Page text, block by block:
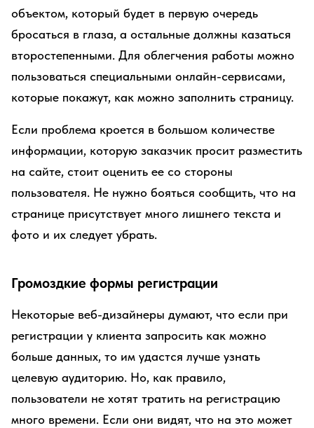
объектом, который будет в первую очередь
бросаться в глаза, а остальные должны казаться
второстепенными. Для облегчения работы можно
пользоваться специальными онлайн-сервисами,
которые покажут, как можно заполнить страницу.
Если проблема кроется в большом количестве
информации, которую заказчик просит разместить
на сайте, стоит оценить ее со стороны
пользователя. Не нужно бояться сообщить, что на
странице присутствует много лишнего текста и
фото и их следует убрать.
Громоздкие формы регистрации
Некоторые веб-дизайнеры думают, что если при
регистрации у клиента запросить как можно
больше данных, то им удастся лучше узнать
целевую аудиторию. Но, как правило,
пользователи не хотят тратить на регистрацию
много времени. Если они видят, что на это может